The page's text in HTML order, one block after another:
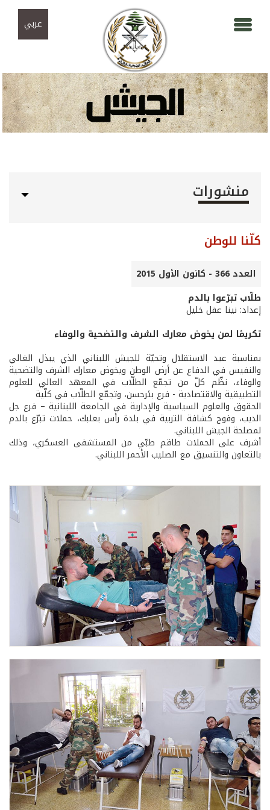
عربي
منشورات
كلّنا للوطن
العدد 366 - كانون الأول 2015
طلّاب تبرّعوا بالدم
إعداد: نينا عقل خليل
تكريمًا لمن يخوض معارك الشرف والتضحية والوفاء
بمناسبة عيد الاستقلال وتحيّة للجيش اللبناني الذي يبذل الغالي
والنفيس في الدفاع عن أرض الوطن ويخوض معارك الشرف والتضحية
والوفاء، نظّم كلّ من تجمّع الطلّاب في المعهد العالي للعلوم
التطبيقية والاقتصادية - فرع بئرحسن، وتجمّع الطلّاب في كلّية
الحقوق والعلوم السياسية والإدارية في الجامعة اللبنانية – فرع جل
الديب، وفوج كشافة التربية في بلدة رأس بعلبك، حملات تبرّع بالدم
لمصلحة الجيش اللبناني.
أشرف على الحملات طاقم طبّي من المستشفى العسكري، وذلك
بالتعاون والتنسيق مع الصليب الأحمر اللبناني.